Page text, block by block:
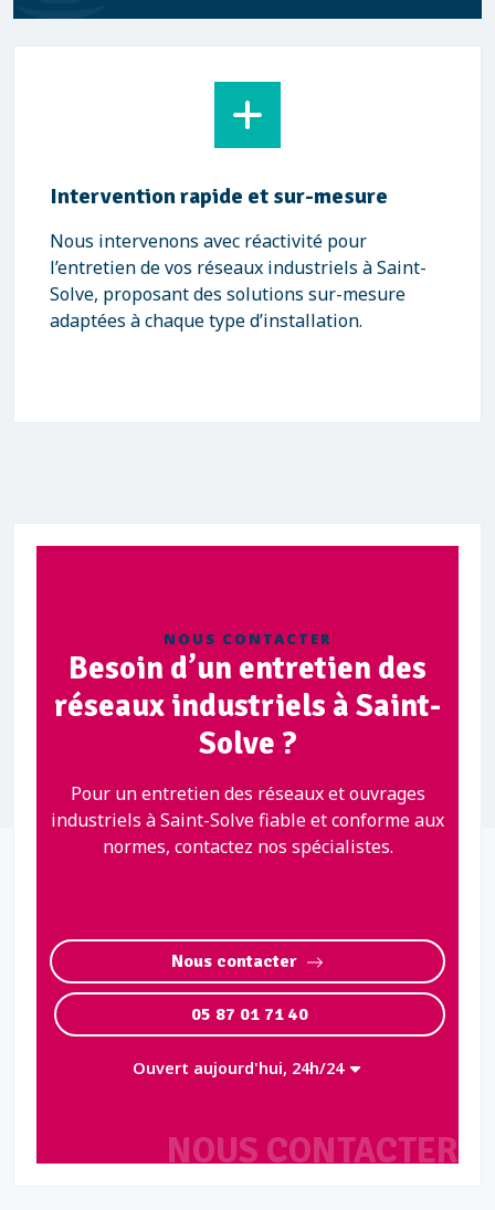
Intervention rapide et sur-mesure
Nous intervenons avec réactivité pour
l’entretien de vos réseaux industriels à Saint-
Solve, proposant des solutions sur-mesure
adaptées à chaque type d’installation.
NOUS CONTACTER
NOUS CONTACTER
Besoin d’un entretien des
réseaux industriels à Saint-
Solve ?
Pour un entretien des réseaux et ouvrages
industriels à Saint-Solve fiable et conforme aux
normes, contactez nos spécialistes.
Nous contacter
05 87 01 71 40
Ouvert aujourd'hui, 24h/24